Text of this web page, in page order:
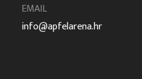
EMAIL
info@apfelarena.hr